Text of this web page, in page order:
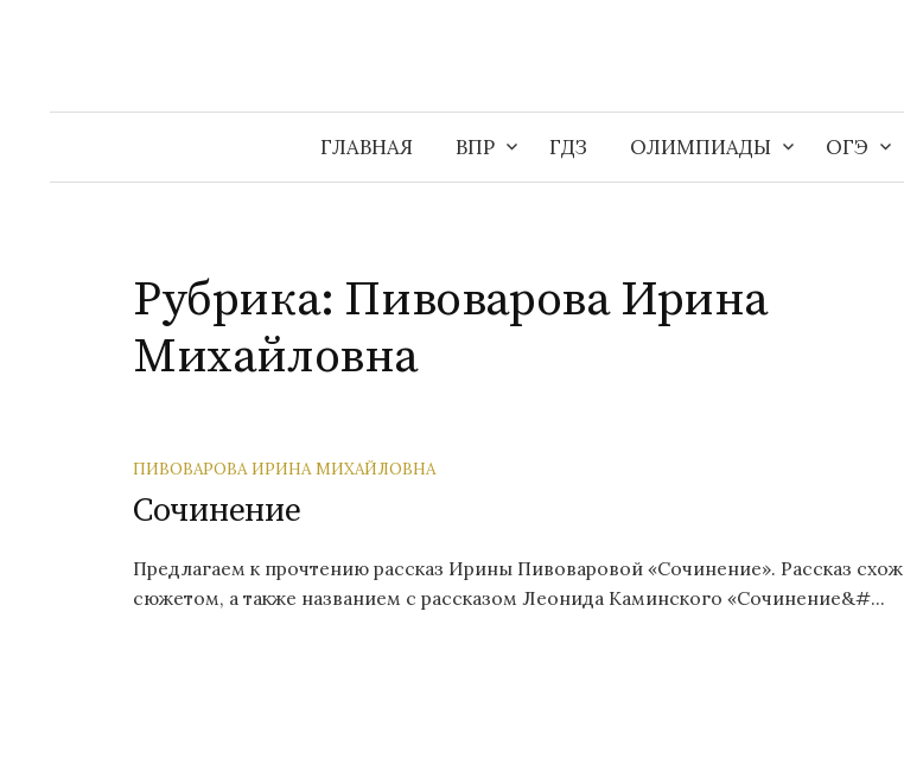
ГЛАВНАЯ ВПР ГДЗ ОЛИМПИАДЫ ОГЭ
Рубрика: Пивоварова Ирина
Михайловна
ПИВОВАРОВА ИРИНА МИХАЙЛОВНА
Сочинение
Предлагаем к прочтению рассказ Ирины Пивоваровой «Сочинение». Рассказ схож
сюжетом, а также названием с рассказом Леонида Каминского «Сочинение&#...